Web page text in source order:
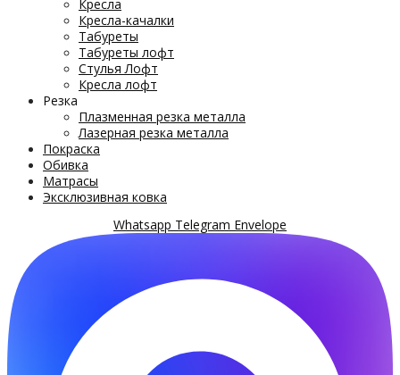
Кресла
Кресла-качалки
Табуреты
Табуреты лофт
Стулья Лофт
Кресла лофт
Резка
Плазменная резка металла
Лазерная резка металла
Покраска
Обивка
Матрасы
Эксклюзивная ковка
Whatsapp Telegram Envelope